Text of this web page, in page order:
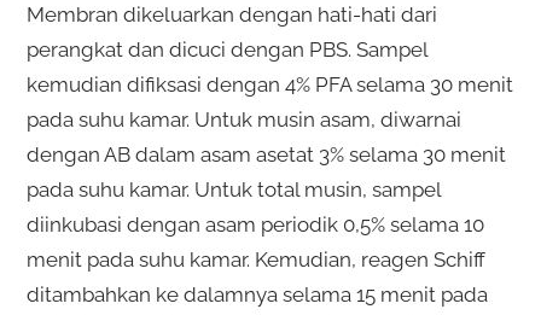
Membran dikeluarkan dengan hati-hati dari
perangkat dan dicuci dengan PBS. Sampel
kemudian difiksasi dengan 4% PFA selama 30 menit
pada suhu kamar. Untuk musin asam, diwarnai
dengan AB dalam asam asetat 3% selama 30 menit
pada suhu kamar. Untuk total musin, sampel
diinkubasi dengan asam periodik 0,5% selama 10
menit pada suhu kamar. Kemudian, reagen Schiff
ditambahkan ke dalamnya selama 15 menit pada